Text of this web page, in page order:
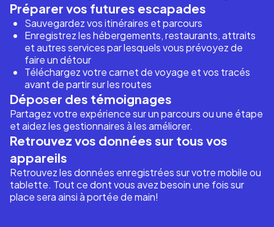
Préparer vos futures escapades
Sauvegardez vos itinéraires et parcours
Enregistrez les hébergements, restaurants, attraits
et autres services par lesquels vous prévoyez de
faire un détour
Téléchargez votre carnet de voyage et vos tracés
avant de partir sur les routes
Déposer des témoignages
Partagez votre expérience sur un parcours ou une étape
et aidez les gestionnaires à les améliorer.
Retrouvez vos données sur tous vos
appareils
Retrouvez les données enregistrées sur votre mobile ou
tablette. Tout ce dont vous avez besoin une fois sur
place sera ainsi à portée de main!